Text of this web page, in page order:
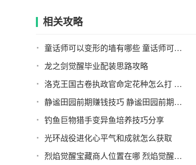
相关攻略
童话师可以变形的墙有哪些 童话师可以变形的墙推荐
龙之剑觉醒毕业配装思路攻略
洛克王国古卷执政官命定花种怎么打 古卷执政官命定花种打法攻略
静谧田园前期赚钱技巧 静谧田园前期如何快速赚到钱
钓鱼巨物猎手变异鱼培养技巧分享
光环战役进化心平气和成就怎么获取
烈焰觉醒宝藏商人位置在哪 烈焰觉醒宝藏商人坐标